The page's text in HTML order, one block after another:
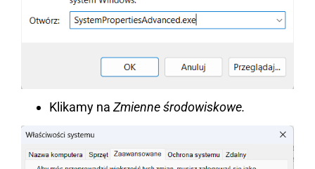
Klikamy na Zmienne środowiskowe.